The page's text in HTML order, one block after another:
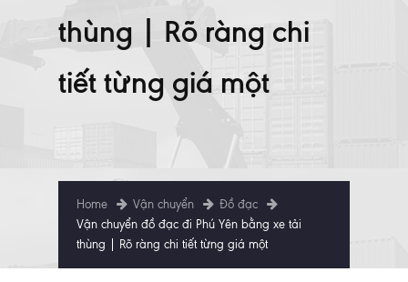
thùng | Rõ ràng chi
tiết từng giá một
Home Vận chuyển
Đồ đạc
Vận chuyển đồ đạc đi Phú Yên bằng xe tải
thùng | Rõ ràng chi tiết từng giá một